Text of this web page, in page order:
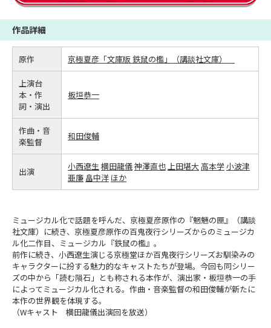
作品詳細
原作 京極夏彦「文庫版 鉄鼠の檻」（講談社文庫）
上演台
本・作
詞・演出
板垣恭一
作曲・音
楽監督
和田俊輔
出演 小西遼生横田龍儀神澤直也上田堪大 高本学小波津
亜廉 畠中洋 ほか
ミュージカル化で話題を呼んだ、京極夏彦原作の『魍魎の匣』（講談
社文庫）に続き、京極夏彦原作の百鬼夜行シリーズからのミュージカ
ル化二作目、ミュージカル『鉄鼠の檻』。
前作に続き、小西遼生演じる京極堂ほか百鬼夜行シリーズお馴染みの
キャラクターに扮する魅力的なキャストたちが登場。今回も同シリー
ズの中から「読む隕石」とも称される本作が、演出家・板垣恭一の手
によってミュージカル化される。作曲・音楽監督の和田俊輔が新たに
本作の世界観を体現する。
（Wキャスト 横田龍儀出演回を放送）